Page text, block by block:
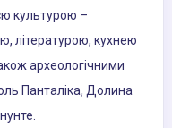
культурою –
літературою, кухнею
археологічними
Панталіка, Долина